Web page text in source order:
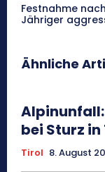
Festnahme
Jähriger
Ähnliche
bei Sturz
Tirol 8. August